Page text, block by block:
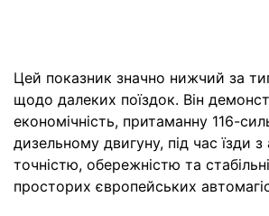
Цей показник значно нижчий за
щодо далеких поїздок. Він
економічність, притаманну 116-
дизельному двигуну, під час їзди
точністю, обережністю та
просторих європейських